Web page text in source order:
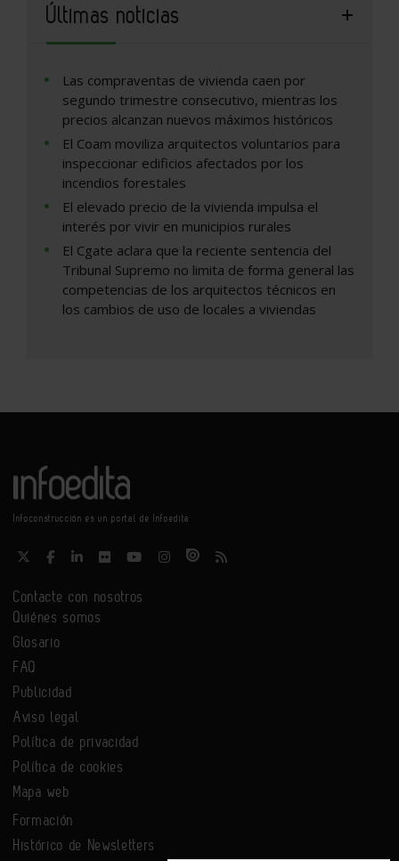
Últimas noticias
Las compraventas de vivienda caen por
segundo trimestre consecutivo, mientras los
precios alcanzan nuevos máximos históricos
El Coam moviliza arquitectos voluntarios para
inspeccionar edificios afectados por los
incendios forestales
El elevado precio de la vivienda impulsa el
interés por vivir en municipios rurales
El Cgate aclara que la reciente sentencia del
Tribunal Supremo no limita de forma general las
competencias de los arquitectos técnicos en
los cambios de uso de locales a viviendas
Infoconstrucción es un portal de Infoedita
Contacte con nosotros
Quiénes somos
Glosario
FAQ
Publicidad
Aviso legal
Política de privacidad
Política de cookies
Mapa web
Formación
Histórico de Newsletters